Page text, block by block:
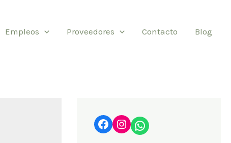
Empleos Proveedores Contacto Blog
Facebook Instagram WhatsApp